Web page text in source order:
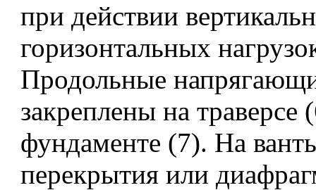
при действии
горизонтальных
Продольные
закреплены на траверсе
фундаменте (7). На
перекрытия или